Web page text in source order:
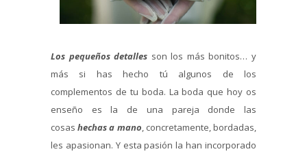
Los pequeños detalles son los más bonitos… y
más si has hecho tú algunos de los
complementos de tu boda. La boda que hoy os
enseño es la de una pareja donde las
cosashechas a mano, concretamente, bordadas,
les apasionan. Y esta pasión la han incorporado